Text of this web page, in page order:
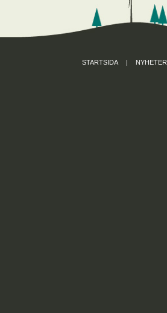
STARTSIDA | NYHETER